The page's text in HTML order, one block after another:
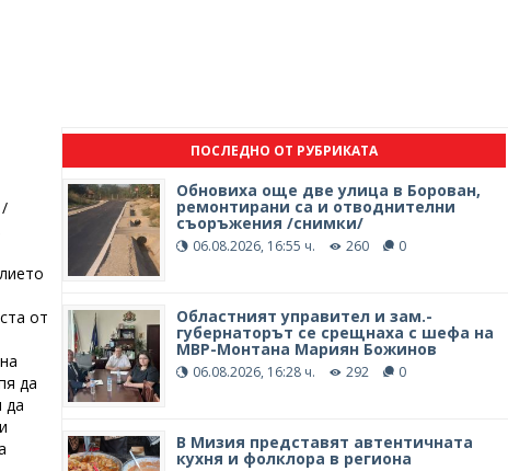
от
да
да
ПОСЛЕДНО ОТ РУБРИКАТА
Обновиха още две улица в Борован,
ремонтирани са и отводнителни
съоръжения /снимки/
06.08.2026, 16:55 ч. 260 0
Областният управител и зам.-
губернаторът се срещнаха с шефа на
МВР-Монтана Мариян Божинов
06.08.2026, 16:28 ч. 292 0
В Мизия представят автентичната
кухня и фолклора в региона